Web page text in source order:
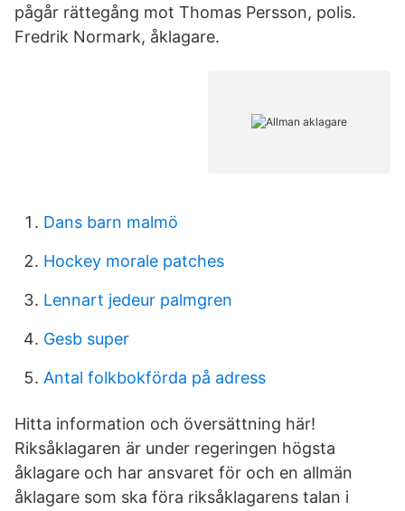
pågår rättegång mot Thomas Persson, polis.
Fredrik Normark, åklagare.
Dans barn malmö
Hockey morale patches
Lennart jedeur palmgren
Gesb super
Antal folkbokförda på adress
Hitta information och översättning här!
Riksåklagaren är under regeringen högsta
åklagare och har ansvaret för och en allmän
åklagare som ska föra riksåklagarens talan i